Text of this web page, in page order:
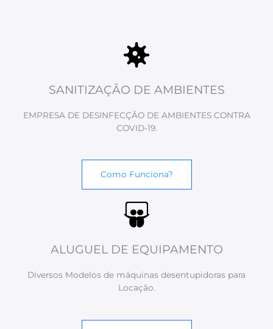
SANITIZAÇÃO DE AMBIENTES
EMPRESA DE DESINFECÇÃO DE AMBIENTES CONTRA
COVID-19.
Como Funciona?
ALUGUEL DE EQUIPAMENTO
Diversos Modelos de máquinas desentupidoras para
Locação.